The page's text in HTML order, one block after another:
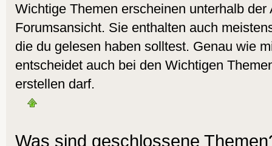
Wichtige Themen erscheinen unterhalb der
Forumsansicht. Sie enthalten auch
die du gelesen haben solltest. Genau wie
entscheidet auch bei den Wichtigen
erstellen darf.
Was sind geschlossene